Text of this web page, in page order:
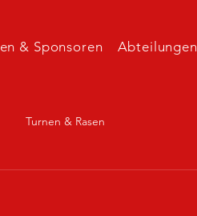
& Sponsoren Abteilungen
Turnen & Rasen